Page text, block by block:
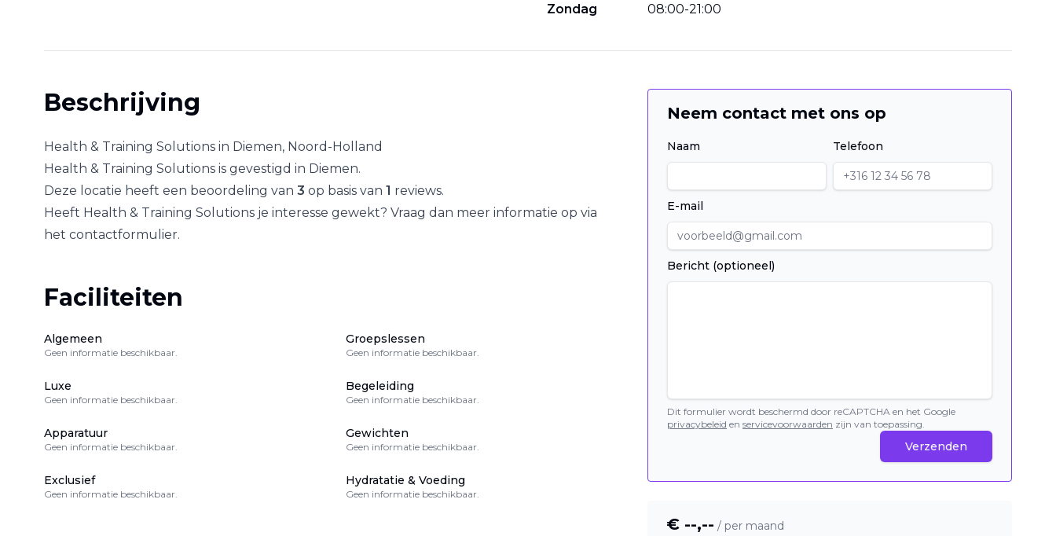
Zondag
08:00-21:00
Beschrijving
Health & Training Solutions in Diemen, Noord-Holland
Health & Training Solutions is gevestigd in Diemen.
Deze locatie heeft een beoordeling van 3 op basis van 1 reviews.
Heeft Health & Training Solutions je interesse gewekt? Vraag dan meer informatie op via
het contactformulier.
Faciliteiten
Algemeen
Geen informatie beschikbaar.
Groepslessen
Geen informatie beschikbaar.
Luxe
Geen informatie beschikbaar.
Begeleiding
Geen informatie beschikbaar.
Apparatuur
Geen informatie beschikbaar.
Gewichten
Geen informatie beschikbaar.
Exclusief
Geen informatie beschikbaar.
Hydratatie & Voeding
Geen informatie beschikbaar.
Neem contact met ons op
Naam Telefoon
E-mail
Bericht (optioneel)
Dit formulier wordt beschermd door reCAPTCHA en het Google
privacybeleid en servicevoorwaarden zijn van toepassing.
Verzenden
€ --,-- / per maand